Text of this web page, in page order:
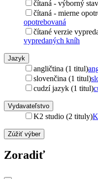
čítaná - výborný
čítaná - mierne
opotrebovaná
čítané verzie
vypredaných kníh
Jazyk
angličtina (1 titul)
slovenčina (1 titul)
cudzí jazyk (1 titul)
Vydavateľstvo
K2 studio (2 tituly)
Zúžiť výber
Zoradiť